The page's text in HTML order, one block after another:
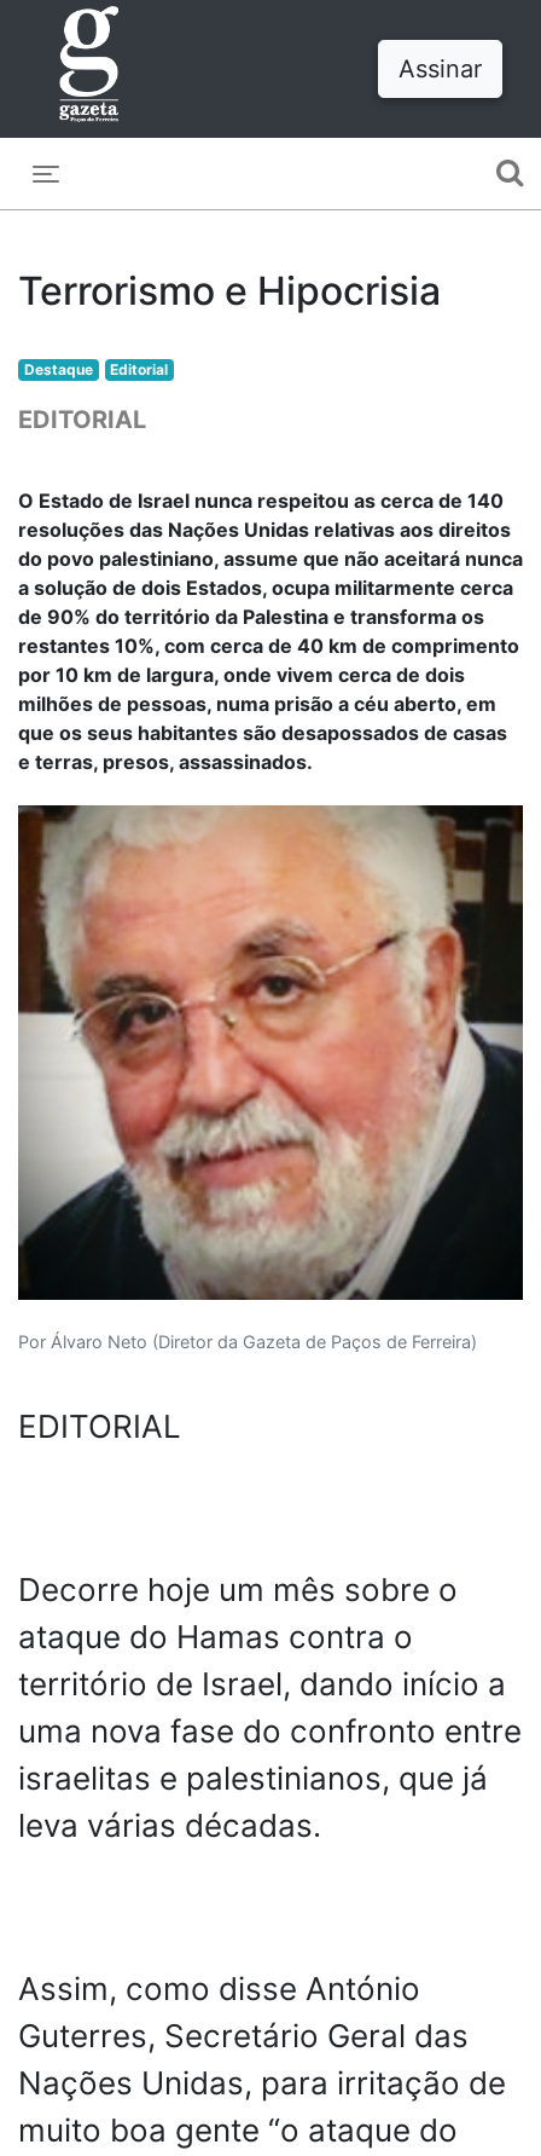
Assinar
Terrorismo e Hipocrisia
Destaque Editorial
EDITORIAL
O Estado de Israel nunca respeitou as cerca de 140
resoluções das Nações Unidas relativas aos direitos
do povo palestiniano, assume que não aceitará nunca
a solução de dois Estados, ocupa militarmente cerca
de 90% do território da Palestina e transforma os
restantes 10%, com cerca de 40 km de comprimento
por 10 km de largura, onde vivem cerca de dois
milhões de pessoas, numa prisão a céu aberto, em
que os seus habitantes são desapossados de casas
e terras, presos, assassinados.
Por Álvaro Neto (Diretor da Gazeta de Paços de Ferreira)
EDITORIAL
Decorre hoje um mês sobre o
ataque do Hamas contra o
território de Israel, dando início a
uma nova fase do confronto entre
israelitas e palestinianos, que já
leva várias décadas.
Assim, como disse António
Guterres, Secretário Geral das
Nações Unidas, para irritação de
muito boa gente “o ataque do